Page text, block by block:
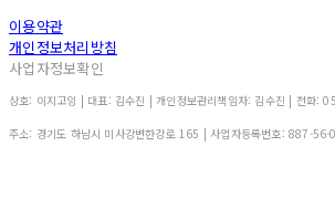
이용약관
개인정보처리방침
사업자정보확인
상호: 이지고잉 | 대표: 김수진 | 개인정보관리책임자: 김수진 | 전
주소: 경기도 하남시 미사강변한강로 165 | 사업자등록번호: 887-56-